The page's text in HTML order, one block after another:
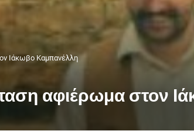
Ιάκωβο Καμπανέλλη
αφιέρωμα στον